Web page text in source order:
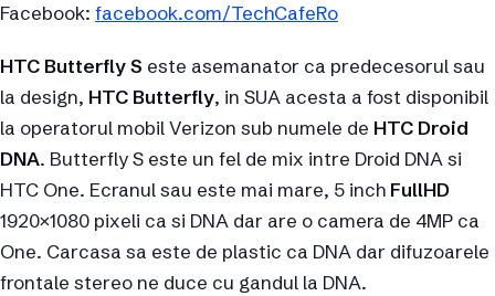
Facebook: facebook.com/TechCafeRo
HTC Butterfly S este asemanator ca predecesorul sau
la design, HTC Butterfly, in SUA acesta a fost disponibil
la operatorul mobil Verizon sub numele de HTC Droid
DNA. Butterfly S este un fel de mix intre Droid DNA si
HTC One. Ecranul sau este mai mare, 5 inch FullHD
1920×1080 pixeli ca si DNA dar are o camera de 4MP ca
One. Carcasa sa este de plastic ca DNA dar difuzoarele
frontale stereo ne duce cu gandul la DNA.